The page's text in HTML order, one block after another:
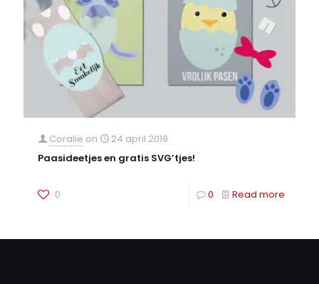
Coralie on
24 april 2019
Paasideetjes en gratis SVG’tjes!
0 0 Read more